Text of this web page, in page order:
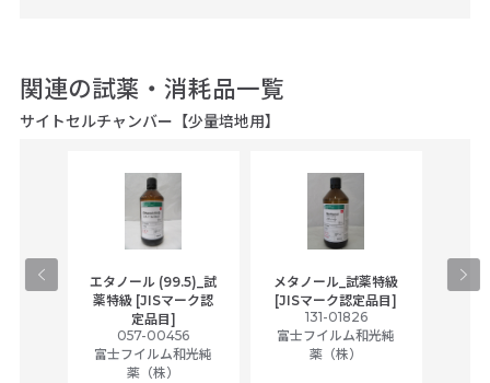
関連の試薬・消耗品一覧
サイトセルチャンバー【少量培地用】
エタノール (99.5)_試
薬特級 [JISマーク認
定品目]
057-00456
富士フイルム和光純
薬（株）
メタノール_試薬特級
[JISマーク認定品目]
131-01826
富士フイルム和光純
薬（株）
ア